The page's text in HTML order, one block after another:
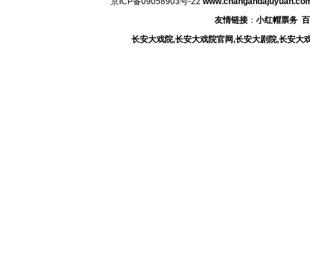
友情链接： 小红帽票务
长安大戏院,长安大戏院官网,长安大剧院,长安大